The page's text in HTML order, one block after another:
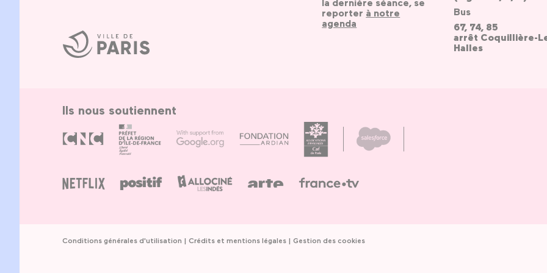
Ville
de
Paris
la dernière séance, se
reporter à notre
agenda
Bus
67, 74, 85
arrêt Coquillière-
Halles
Ils nous soutiennent
Conditions générales d'utilisation Crédits et mentions légales Gestion des cookies